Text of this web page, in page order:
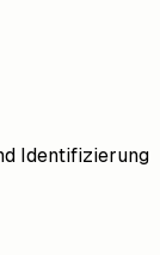
Identifizierung